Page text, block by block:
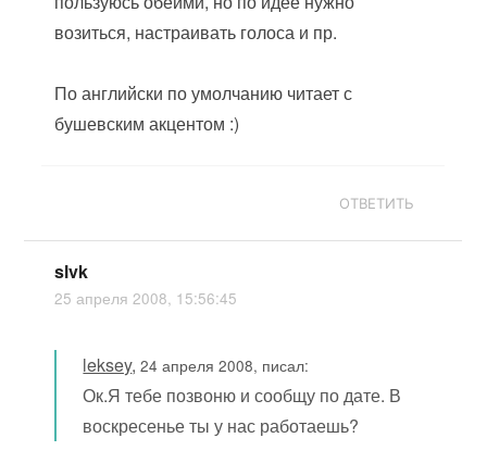
возиться, настраивать голоса и пр.
По английски по умолчанию читает с
бушевским акцентом :)
ОТВЕТИТЬ
slvk
25 апреля 2008, 15:56:45
leksey,24 апреля 2008, писал:
Ок.Я тебе позвоню и сообщу по дате. В
воскресенье ты у нас работаешь?